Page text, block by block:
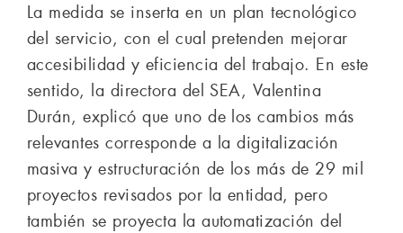
La medida se inserta en un plan tecnológico
del servicio, con el cual pretenden mejorar
accesibilidad y eficiencia del trabajo. En este
sentido, la directora del SEA, Valentina
Durán, explicó que uno de los cambios más
relevantes corresponde a la digitalización
masiva y estructuración de los más de 29 mil
proyectos revisados por la entidad, pero
también se proyecta la automatización del